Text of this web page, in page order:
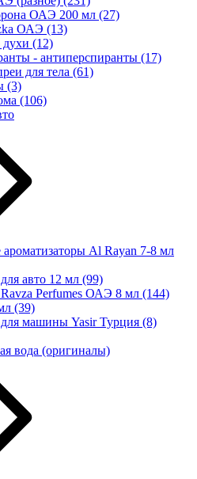
ОАЭ 200 мл (27)
ОАЭ (13)
духи (12)
- антиперспиранты (17)
для тела (61)
(3)
(106)
Al Rayan 7-8 мл
авто 12 мл (99)
Perfumes ОАЭ 8 мл (144)
(39)
машины Yasir Турция (8)
вода (оригиналы)